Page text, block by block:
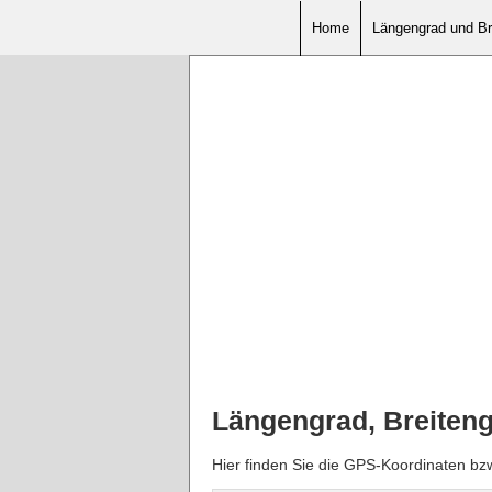
Home Längengrad und
Längengrad,
Hier finden Sie die GPS-Koordinaten